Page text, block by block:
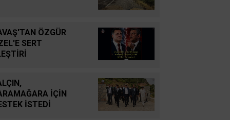
Zaferler Ayı Ağustos
AYNI ENKAZIN TOZUNU
Oğuz Kağan Neşeli
Enerji Jeopolitiğinde Yeni
ÖZGÜR
SERT
İÇİN
İSTEDİ